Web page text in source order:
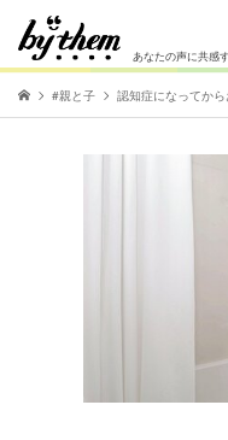
あなたの声に共感
#親と子 認知症になってか